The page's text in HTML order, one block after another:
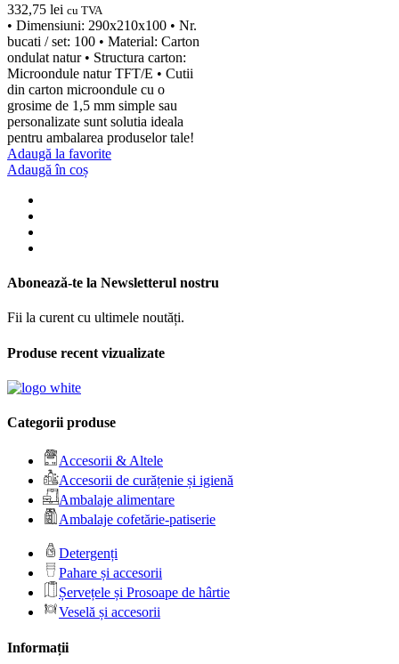
332,75 lei cu TVA
• Dimensiuni: 290x210x100 • Nr.
bucati / set: 100 • Material: Carton
ondulat natur • Structura carton:
Microondule natur TFT/E • Cutii
din carton microondule cu o
grosime de 1,5 mm simple sau
personalizate sunt solutia ideala
pentru ambalarea produselor tale!
Adaugă la favorite
Adaugă în coș
Abonează-te la Newsletterul nostru
Fii la curent cu ultimele noutăți.
Produse recent vizualizate
Categorii produse
Accesorii & Altele
Accesorii de curățenie și igienă
Ambalaje alimentare
Ambalaje cofetărie-patiserie
Detergenți
Pahare și accesorii
Șervețele și Prosoape de hârtie
Veselă și accesorii
Informații